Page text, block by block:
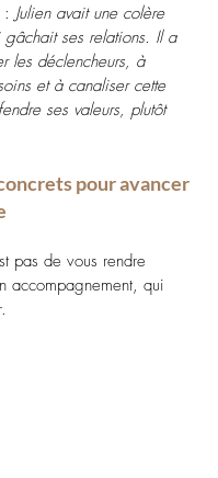
: Julien avait une colère
gâchait ses relations. Il a
les déclencheurs, à
et à canaliser cette
ses valeurs, plutôt
pour avancer
pas de vous rendre
accompagnement, qui